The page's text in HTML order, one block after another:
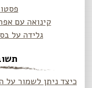
פסטו
קינואה עם
גלידה על
כיצד ניתן לשמור על